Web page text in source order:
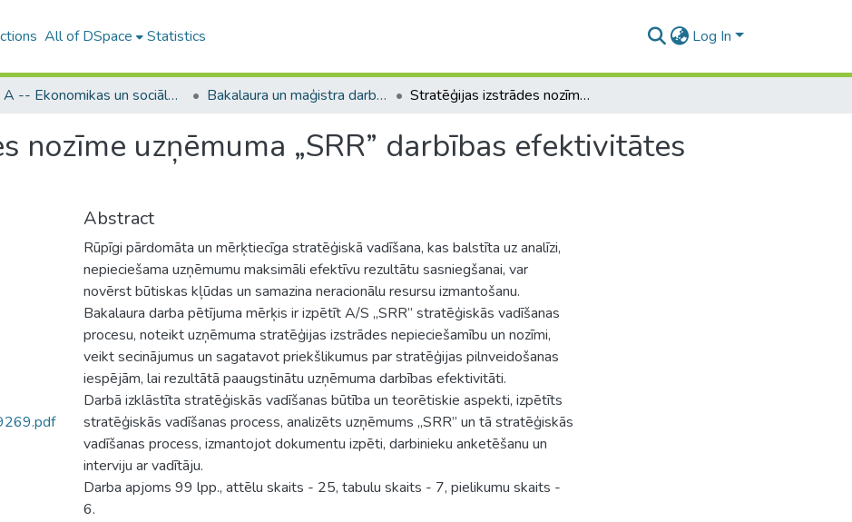
All of DSpace Statistics Log In
A -- Ekonomikas un sociālo zinātņu fakultāte / Faculty of Economics and Social Sciences Bakalaura un maģistra darbi (ESZF) / Bachelor's and Master's theses Stratēģijas izstrādes nozīme uzņēmuma „SRR” darbības efektivitātes paaugstināšanā
nozīme uzņēmuma „SRR” darbības efektivitātes
Abstract
Rūpīgi pārdomāta un mērķtiecīga stratēģiskā vadīšana, kas balstīta uz analīzi,
nepieciešama uzņēmumu maksimāli efektīvu rezultātu sasniegšanai, var
novērst būtiskas kļūdas un samazina neracionālu resursu izmantošanu.
Bakalaura darba pētījuma mērķis ir izpētīt A/S „SRR” stratēģiskās vadīšanas
procesu, noteikt uzņēmuma stratēģijas izstrādes nepieciešamību un nozīmi,
veikt secinājumus un sagatavot priekšlikumus par stratēģijas pilnveidošanas
iespējām, lai rezultātā paaugstinātu uzņēmuma darbības efektivitāti.
Darbā izklāstīta stratēģiskās vadīšanas būtība un teorētiskie aspekti, izpētīts
stratēģiskās vadīšanas process, analizēts uzņēmums „SRR” un tā stratēģiskās
vadīšanas process, izmantojot dokumentu izpēti, darbinieku anketēšanu un
interviju ar vadītāju.
Darba apjoms 99 lpp., attēlu skaits - 25, tabulu skaits - 7, pielikumu skaits -
6.